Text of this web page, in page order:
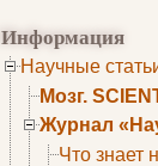
Информация
Научные
Мозг.
Журнал
Что знает